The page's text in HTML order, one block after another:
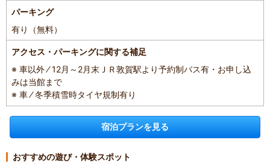
パーキング
有り（無料）
アクセス・パーキングに関する補足
※ 車以外 ⁄ 12月～2月末ＪＲ敦賀駅より予約制バス有・お申し込
みは当館まで
※ 車 ⁄ 冬季積雪時タイヤ規制有り
宿泊プランを見る
おすすめの遊び・体験スポット